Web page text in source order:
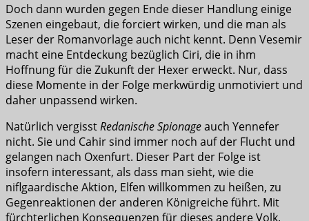
Doch dann wurden gegen Ende dieser Handlung einige
Szenen eingebaut, die forciert wirken, und die man als
Leser der Romanvorlage auch nicht kennt. Denn Vesemir
macht eine Entdeckung bezüglich Ciri, die in ihm
Hoffnung für die Zukunft der Hexer erweckt. Nur, dass
diese Momente in der Folge merkwürdig unmotiviert und
daher unpassend wirken.
Natürlich vergisstRedanische Spionageauch Yennefer
nicht. Sie und Cahir sind immer noch auf der Flucht und
gelangen nach Oxenfurt. Dieser Part der Folge ist
insofern interessant, als dass man sieht, wie die
niflgaardische Aktion, Elfen willkommen zu heißen, zu
Gegenreaktionen der anderen Königreiche führt. Mit
fürchterlichen Konsequenzen für dieses andere Volk.